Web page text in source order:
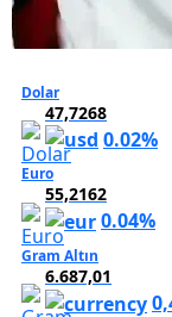
Dolar
47,7268
0.02%
Euro
55,2162
0.04%
Gram Altın
6.687,01